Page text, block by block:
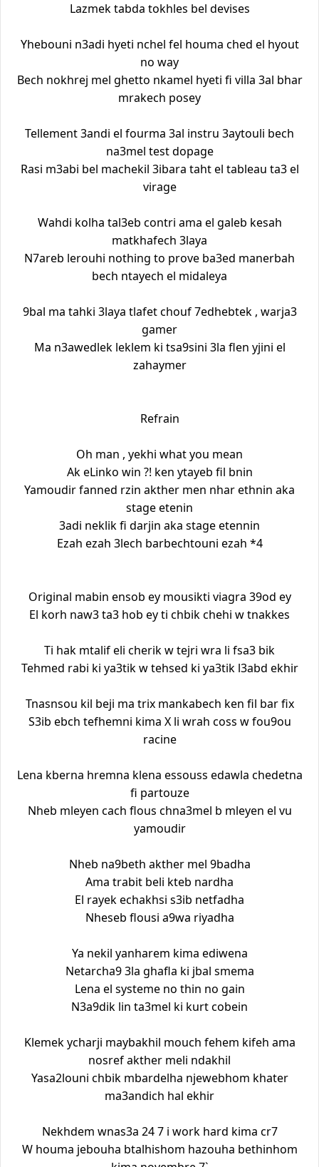
Lazmek tabda tokhles bel devises
Yhebouni n3adi hyeti nchel fel houma ched el hyout
no way
Bech nokhrej mel ghetto nkamel hyeti fi villa 3al bhar
mrakech posey
Tellement 3andi el fourma 3al instru 3aytouli bech
na3mel test dopage
Rasi m3abi bel machekil 3ibara taht el tableau ta3 el
virage
Wahdi kolha tal3eb contri ama el galeb kesah
matkhafech 3laya
N7areb lerouhi nothing to prove ba3ed manerbah
bech ntayech el midaleya
9bal ma tahki 3laya tlafet chouf 7edhebtek , warja3
gamer
Ma n3awedlek leklem ki tsa9sini 3la flen yjini el
zahaymer
Refrain
Oh man , yekhi what you mean
Ak eLinko win ?! ken ytayeb fil bnin
Yamoudir fanned rzin akther men nhar ethnin aka
stage etenin
3adi neklik fi darjin aka stage etennin
Ezah ezah 3lech barbechtouni ezah *4
Original mabin ensob ey mousikti viagra 39od ey
El korh naw3 ta3 hob ey ti chbik chehi w tnakkes
Ti hak mtalif eli cherik w tejri wra li fsa3 bik
Tehmed rabi ki ya3tik w tehsed ki ya3tik l3abd ekhir
Tnasnsou kil beji ma trix mankabech ken fil bar fix
S3ib ebch tefhemni kima X li wrah coss w fou9ou
racine
Lena kberna hremna klena essouss edawla chedetna
fi partouze
Nheb mleyen cach flous chna3mel b mleyen el vu
yamoudir
Nheb na9beth akther mel 9badha
Ama trabit beli kteb nardha
El rayek echakhsi s3ib netfadha
Nheseb flousi a9wa riyadha
Ya nekil yanharem kima ediwena
Netarcha9 3la ghafla ki jbal smema
Lena el systeme no thin no gain
N3a9dik lin ta3mel ki kurt cobein
Klemek ycharji maybakhil mouch fehem kifeh ama
nosref akther meli ndakhil
Yasa2louni chbik mbardelha njewebhom khater
ma3andich hal ekhir
Nekhdem wnas3a 24 7 i work hard kima cr7
W houma jebouha btalhishom hazouha bethinhom